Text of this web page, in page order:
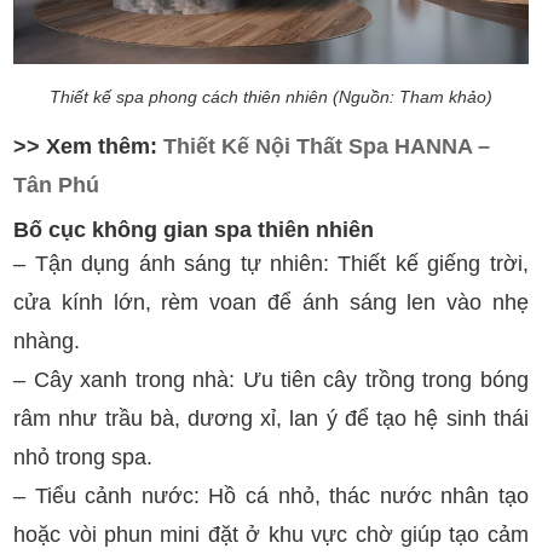
Thiết kế spa phong cách thiên nhiên (Nguồn: Tham khảo)
>> Xem thêm:Thiết Kế Nội Thất Spa HANNA –
Tân Phú
Bố cục không gian spa thiên nhiên
– Tận dụng ánh sáng tự nhiên: Thiết kế giếng trời,
cửa kính lớn, rèm voan để ánh sáng len vào nhẹ
nhàng.
– Cây xanh trong nhà: Ưu tiên cây trồng trong bóng
râm như trầu bà, dương xỉ, lan ý để tạo hệ sinh thái
nhỏ trong spa.
– Tiểu cảnh nước: Hồ cá nhỏ, thác nước nhân tạo
hoặc vòi phun mini đặt ở khu vực chờ giúp tạo cảm